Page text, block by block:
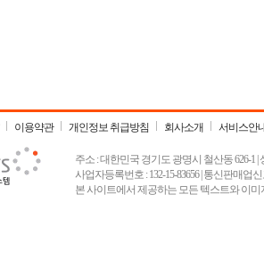
이용약관 개인정보 취급방침 회사소개 서비스안
주소 : 대한민국 경기도 광명시 철산동 626-1 |
사업자등록번호 : 132-15-83656 | 통신판매업
본 사이트에서 제공하는 모든 텍스트와 이